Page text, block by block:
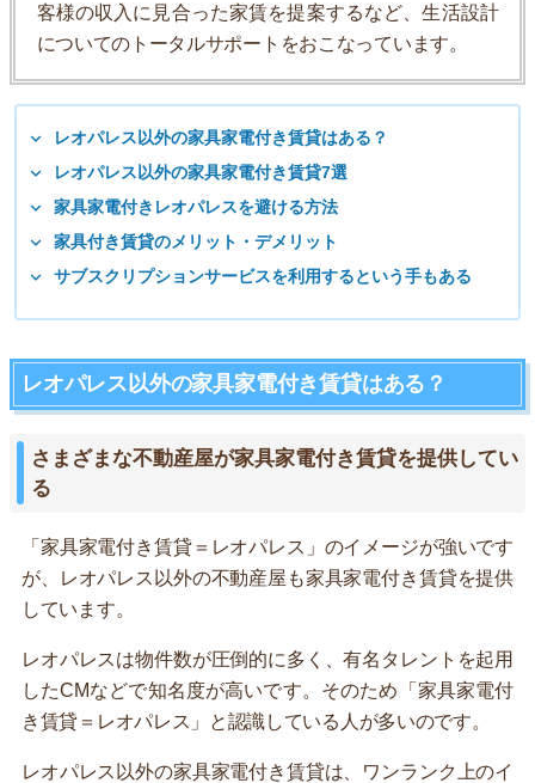
客様の収入に見合った家賃を提案するなど、生活設計
についてのトータルサポートをおこなっています。
レオパレス以外の家具家電付き賃貸はある？
レオパレス以外の家具家電付き賃貸7選
家具家電付きレオパレスを避ける方法
家具付き賃貸のメリット・デメリット
サブスクリプションサービスを利用するという手もある
レオパレス以外の家具家電付き賃貸はある？
さまざまな不動産屋が家具家電付き賃貸を提供してい
る
「家具家電付き賃貸＝レオパレス」のイメージが強いです
が、レオパレス以外の不動産屋も家具家電付き賃貸を提供
しています。
レオパレスは物件数が圧倒的に多く、有名タレントを起用
したCMなどで知名度が高いです。そのため「家具家電付
き賃貸＝レオパレス」と認識している人が多いのです。
レオパレス以外の家具家電付き賃貸は、ワンランク上のイ